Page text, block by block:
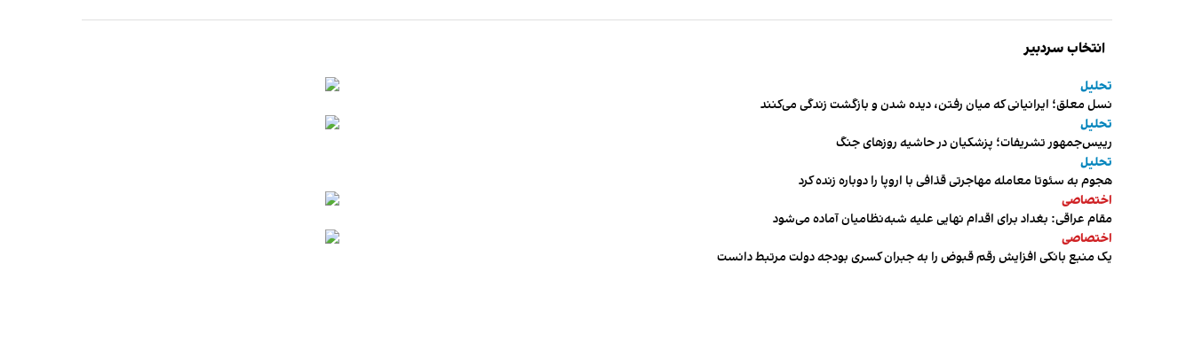
انتخاب سردبیر
تحلیل
نسل معلق؛ ایرانیانی که میان رفتن، دیده شدن و بازگشت زندگی می‌کنند
تحلیل
رییس‌جمهور تشریفات؛ پزشکیان در حاشیه روزهای جنگ
تحلیل
هجوم به سئوتا معامله مهاجرتی قذافی با اروپا را دوباره زنده کرد
اختصاصی
مقام عراقی: بغداد برای اقدام نهایی علیه شبه‌نظامیان آماده می‌شود
اختصاصی
یک منبع بانکی افزایش رقم قبوض را به جبران کسری بودجه دولت مرتبط دانست